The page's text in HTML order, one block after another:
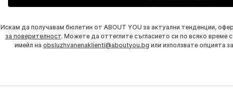
Искам да получавам бюлетин от ABOUT YOU за актуални тенденции,
за поверителност. Можете да оттеглите съгласието си по всяко време
имейл на obsluzhvanenaklienti@aboutyou.bg или използвате опцията